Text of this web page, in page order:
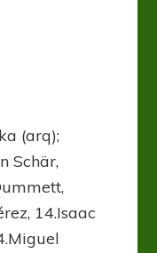
(arq);
Schär,
14.Isaac